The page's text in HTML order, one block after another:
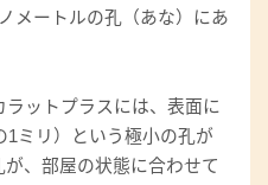
メートルの孔（あな）にあ
ットプラスには、表面に
1ミリ）という極小の孔が
、部屋の状態に合わせて